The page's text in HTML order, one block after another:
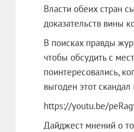
Власти обеих стран
доказательств вины
В поисках правды
чтобы обсудить с
поинтересовались,
выгоден этот
https://youtu.be/
Дайджест мнений о